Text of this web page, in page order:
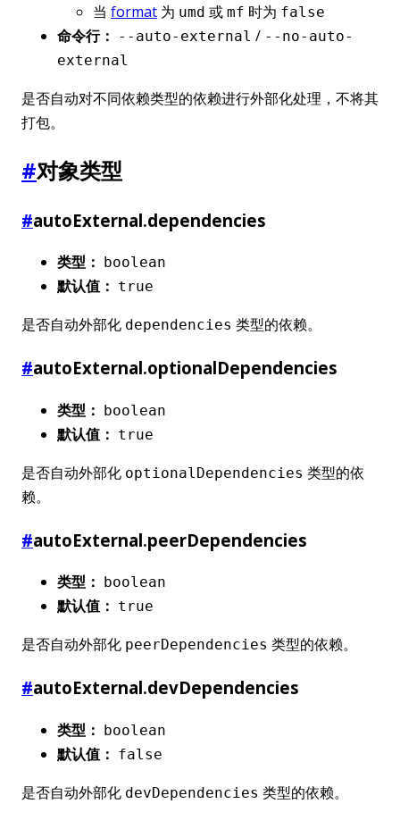
当 format 为 umd 或 mf 时为 false
命令行： --auto-external / --no-auto-
external
是否自动对不同依赖类型的依赖进行外部化处理，不将其
打包。
#对象类型
#autoExternal.dependencies
类型： boolean
默认值： true
是否自动外部化 dependencies 类型的依赖。
#autoExternal.optionalDependencies
类型： boolean
默认值： true
是否自动外部化 optionalDependencies 类型的依
赖。
#autoExternal.peerDependencies
类型： boolean
默认值： true
是否自动外部化 peerDependencies 类型的依赖。
#autoExternal.devDependencies
类型： boolean
默认值： false
是否自动外部化 devDependencies 类型的依赖。